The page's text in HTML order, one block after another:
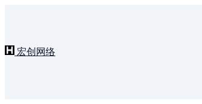
宏创网络